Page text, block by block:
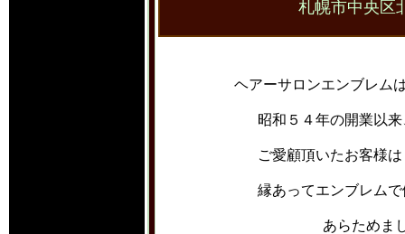
札幌市中央区
ヘアーサロンエンブレム
昭和５４年の開業以
ご愛顧頂いたお客様
縁あってエンブレム
あらためま